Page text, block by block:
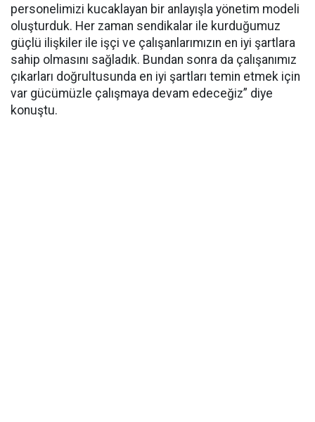
personelimizi kucaklayan bir anlayışla yönetim modeli
oluşturduk. Her zaman sendikalar ile kurduğumuz
güçlü ilişkiler ile işçi ve çalışanlarımızın en iyi şartlara
sahip olmasını sağladık. Bundan sonra da çalışanımız
çıkarları doğrultusunda en iyi şartları temin etmek için
var gücümüzle çalışmaya devam edeceğiz” diye
konuştu.